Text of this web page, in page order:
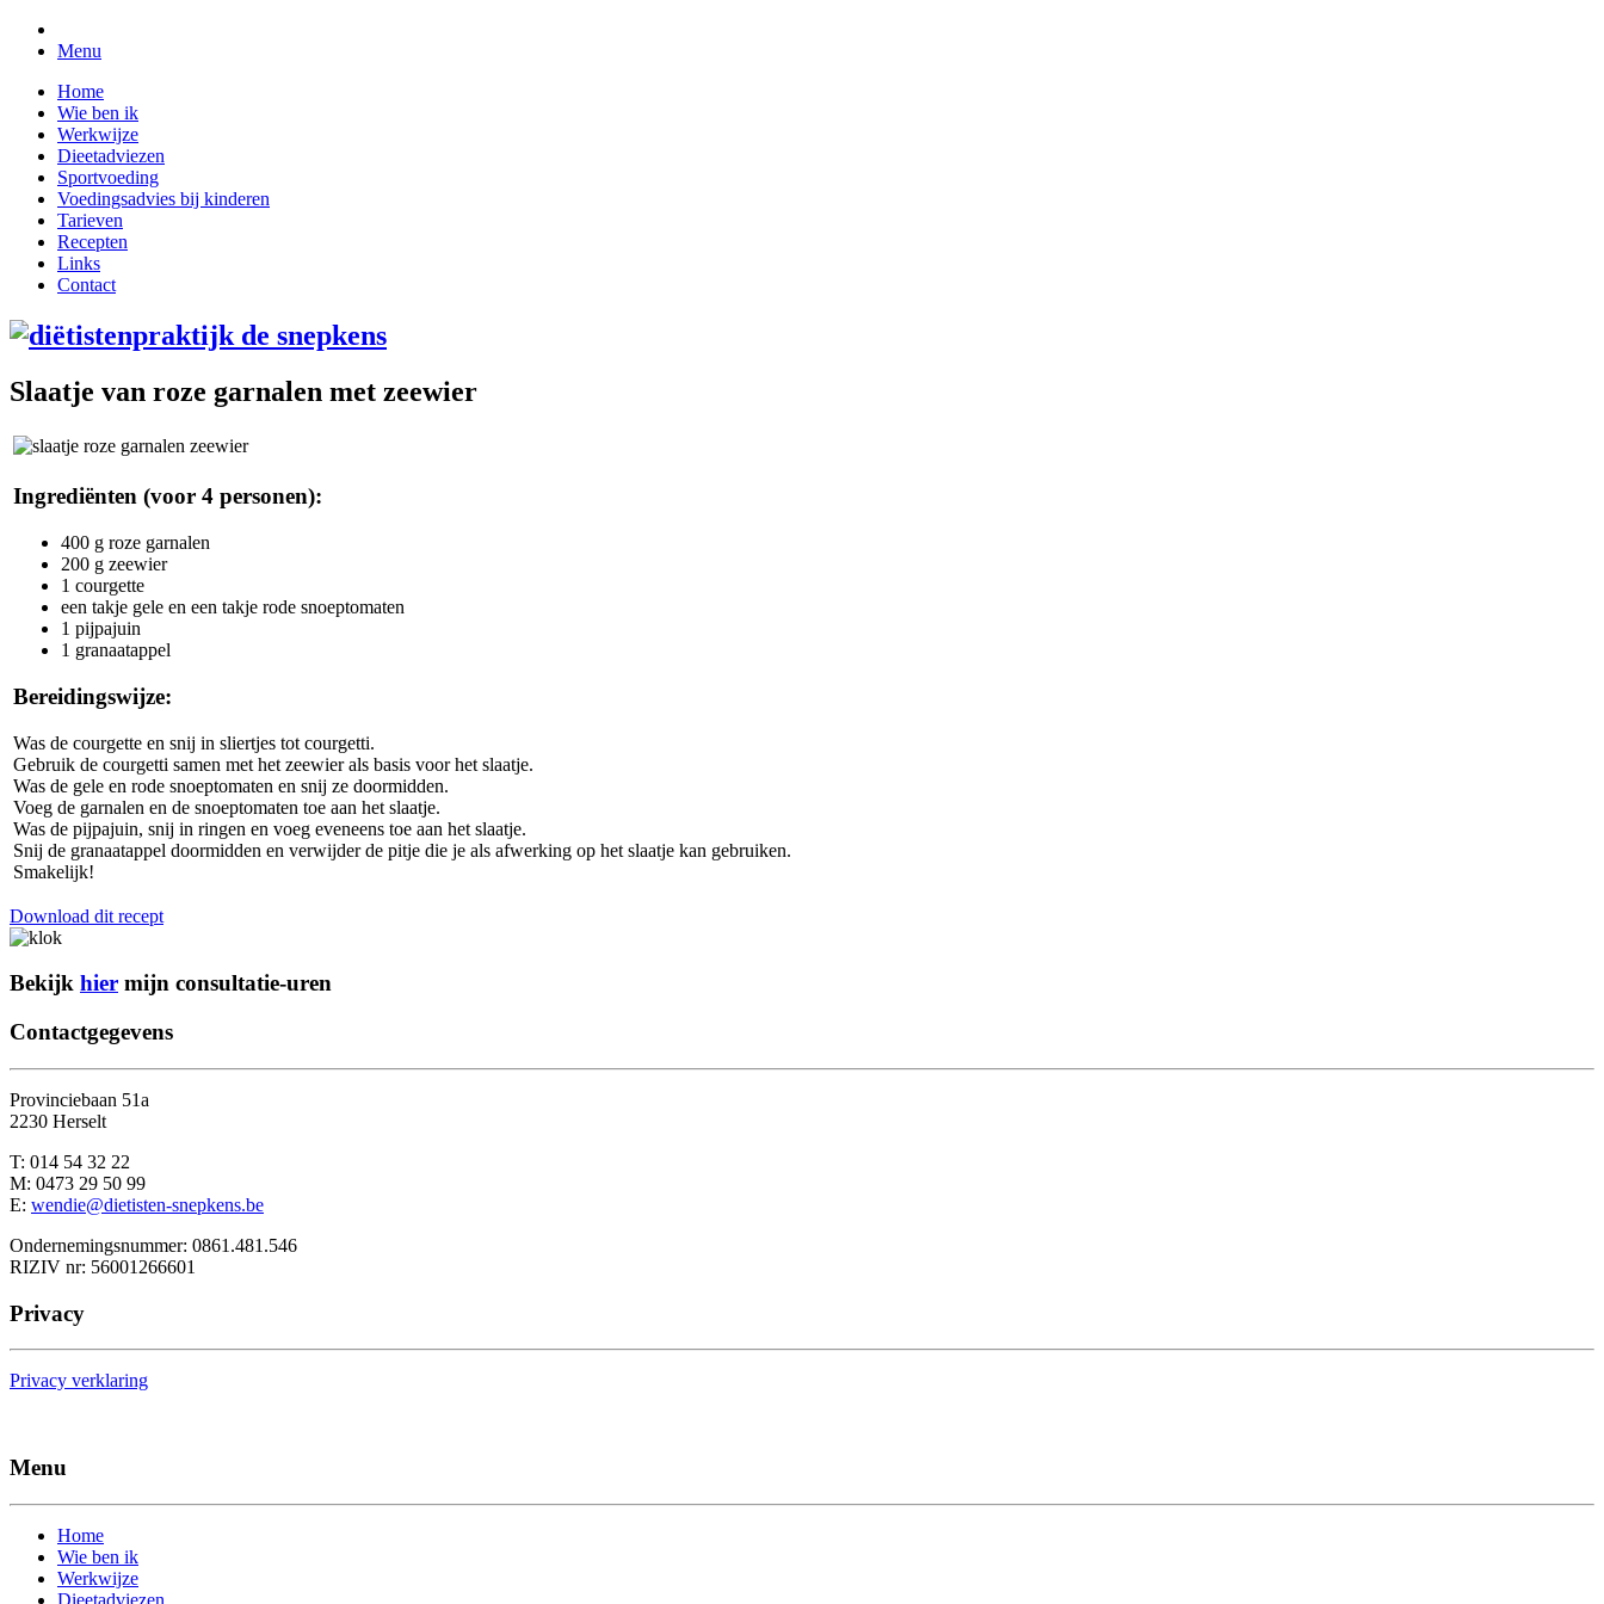
Menu
Home
Wie ben ik
Werkwijze
Dieetadviezen
Sportvoeding
Voedingsadvies bij kinderen
Tarieven
Recepten
Links
Contact
Slaatje van roze garnalen met zeewier
Ingrediënten (voor 4 personen):
400 g roze garnalen
200 g zeewier
1 courgette
een takje gele en een takje rode snoeptomaten
1 pijpajuin
1 granaatappel
Bereidingswijze:
Was de courgette en snij in sliertjes tot courgetti.
Gebruik de courgetti samen met het zeewier als basis voor het slaatje.
Was de gele en rode snoeptomaten en snij ze doormidden.
Voeg de garnalen en de snoeptomaten toe aan het slaatje.
Was de pijpajuin, snij in ringen en voeg eveneens toe aan het slaatje.
Snij de granaatappel doormidden en verwijder de pitje die je als afwerking op het slaatje kan gebruiken.
Smakelijk!
Download dit recept
Bekijk hier mijn consultatie-uren
Contactgegevens
Provinciebaan 51a
2230 Herselt
T: 014 54 32 22
M: 0473 29 50 99
E: wendie@dietisten-snepkens.be
Ondernemingsnummer: 0861.481.546
RIZIV nr: 56001266601
Privacy
Privacy verklaring
Menu
Home
Wie ben ik
Werkwijze
Dieetadviezen